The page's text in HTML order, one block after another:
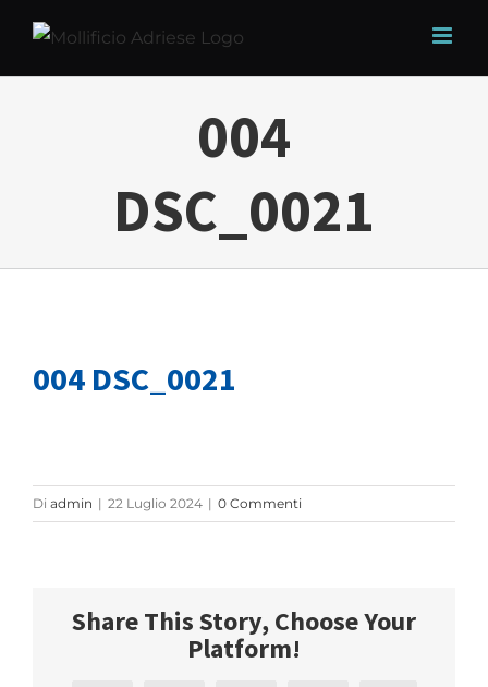
contenuto
004
DSC_0021
004 DSC_0021
Di admin | 22 Luglio 2024 | 0 Commenti
Share This Story, Choose Your
Platform!